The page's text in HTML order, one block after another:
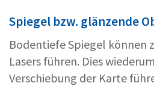
Spiegel bzw. glänzende
Bodentiefe Spiegel können
Lasers führen. Dies
Verschiebung der Karte